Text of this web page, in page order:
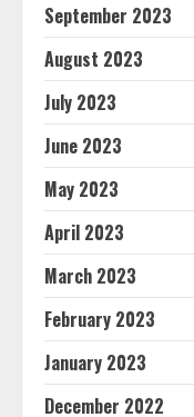
September 2023
August 2023
July 2023
June 2023
May 2023
April 2023
March 2023
February 2023
January 2023
December 2022